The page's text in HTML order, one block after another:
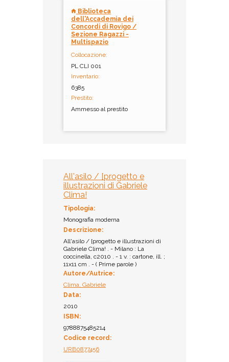
Biblioteca
dell'Accademia dei
Concordi di Rovigo /
Sezione Ragazzi -
Multispazio
Collocazione:
PL CLI 001
Inventario:
6385
Prestito:
Ammesso al prestito
All'asilo / [progetto e
illustrazioni di Gabriele
Clima!
Tipologia:
Monografia moderna
Descrizione:
All'asilo / [progetto e illustrazioni di
Gabriele Clima! . - Milano : La
coccinella, c2010 . - 1 v. : cartone, ill. ;
11x11 cm . - ( Prime parole )
Autore/Autrice:
Clima, Gabriele
Data:
2010
ISBN:
9788875485214
Codice record:
URB0877456